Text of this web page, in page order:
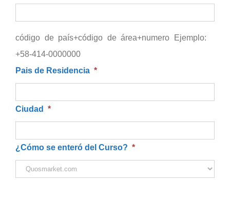
código de país+código de área+numero Ejemplo:
+58-414-0000000
Pais de Residencia *
Ciudad *
¿Cómo se enteró del Curso? *